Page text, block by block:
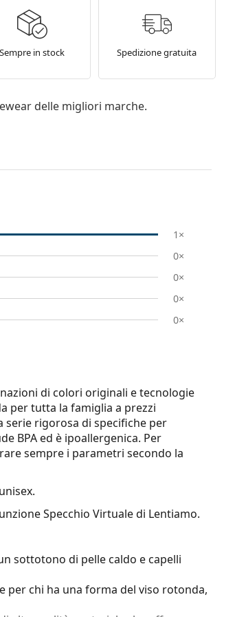
Sempre in stock Spedizione gratuita
delle migliori marche.
1×
0×
0×
0×
0×
di colori originali e tecnologie
per tutta la famiglia a prezzi
serie rigorosa di specifiche per
BPA ed è ipoallergenica. Per
sempre i parametri secondo la
Specchio Virtuale di Lentiamo.
sottotono di pelle caldo e capelli
per chi ha una forma del viso rotonda,